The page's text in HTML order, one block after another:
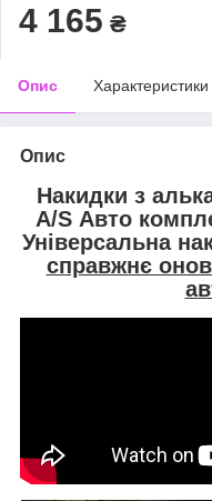
4 165 ₴
Опис Характеристики
Опис
Накидки з
A/S Авто
Універсальна
справжнє